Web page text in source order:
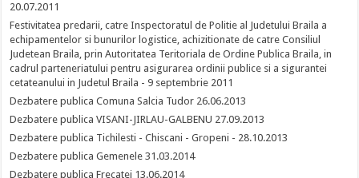
20.07.2011
Festivitatea predarii, catre Inspectoratul de Politie al Judetului Braila a
echipamentelor si bunurilor logistice, achizitionate de catre Consiliul
Judetean Braila, prin Autoritatea Teritoriala de Ordine Publica Braila, in
cadrul parteneriatului pentru asigurarea ordinii publice si a sigurantei
cetateanului in Judetul Braila - 9 septembrie 2011
Dezbatere publica Comuna Salcia Tudor 26.06.2013
Dezbatere publica VISANI-JIRLAU-GALBENU 27.09.2013
Dezbatere publica Tichilesti - Chiscani - Gropeni - 28.10.2013
Dezbatere publica Gemenele 31.03.2014
Dezbatere publica Frecatei 13.06.2014